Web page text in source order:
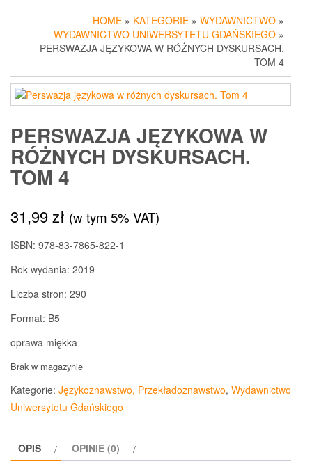
HOME » KATEGORIE » WYDAWNICTWO »
WYDAWNICTWO UNIWERSYTETU GDAŃSKIEGO »
PERSWAZJA JĘZYKOWA W RÓŻNYCH DYSKURSACH.
TOM 4
PERSWAZJA JĘZYKOWA W
RÓŻNYCH DYSKURSACH.
TOM 4
31,99zł (w tym 5% VAT)
ISBN: 978-83-7865-822-1
Rok wydania: 2019
Liczba stron: 290
Format: B5
oprawa miękka
Brak w magazynie
Kategorie: Językoznawstwo, Przekładoznawstwo, Wydawnictwo
Uniwersytetu Gdańskiego
OPIS OPINIE (0)